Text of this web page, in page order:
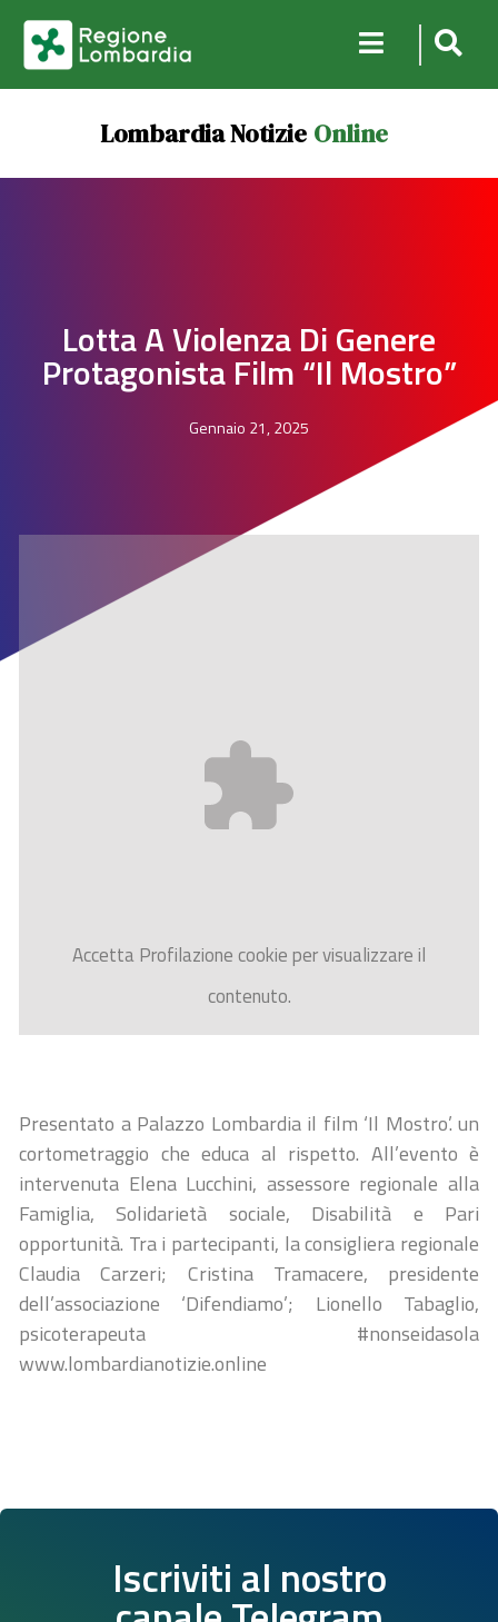
Lombardia Notizie Online
Lotta A Violenza Di Genere
Protagonista Film “Il Mostro”
Gennaio 21, 2025
AccettaProfilazionecookie per visualizzare il
contenuto.
Presentato a Palazzo Lombardia il film ‘Il Mostro’. un
cortometraggio che educa al rispetto. All’evento è
intervenuta Elena Lucchini, assessore regionale alla
Famiglia, Solidarietà sociale, Disabilità e Pari
opportunità. Tra i partecipanti, la consigliera regionale
Claudia Carzeri; Cristina Tramacere, presidente
dell’associazione ‘Difendiamo’; Lionello Tabaglio,
psicoterapeuta #nonseidasola
www.lombardianotizie.online
Iscriviti al nostro